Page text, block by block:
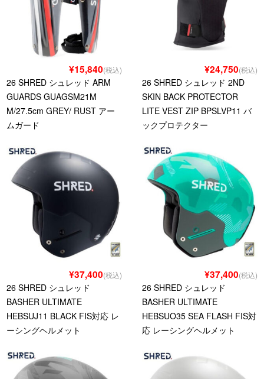
¥15,840(税込)
26 SHRED シュレッド ARM
GUARDS GUAGSM21M
M/27.5cm GREY/ RUST アー
ムガード
¥24,750(税込)
26 SHRED シュレッド 2ND
SKIN BACK PROTECTOR
LITE VEST ZIP BPSLVP11 バ
ックプロテクター
¥37,400(税込)
26 SHRED シュレッド
BASHER ULTIMATE
HEBSUJ11 BLACK FIS対応 レ
ーシングヘルメット
¥37,400(税込)
26 SHRED シュレッド
BASHER ULTIMATE
HEBSUO35 SEA FLASH FIS対
応 レーシングヘルメット